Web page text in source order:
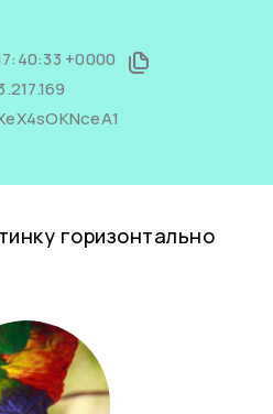
+0000
горизонтально